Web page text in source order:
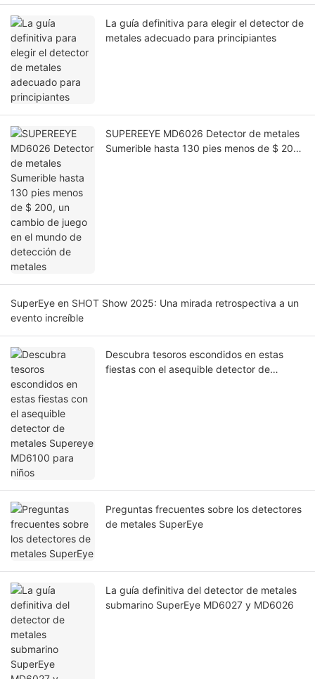
La guía definitiva para elegir el detector de
metales adecuado para principiantes
SUPEREEYE MD6026 Detector de metales
Sumerible hasta 130 pies menos de $ 200,
SuperEye en SHOT Show 2025: Una mirada retrospectiva a un
evento increíble
Descubra tesoros escondidos en estas
fiestas con el asequible detector de
Preguntas frecuentes sobre los detectores
de metales SuperEye
La guía definitiva del detector de metales
submarino SuperEye MD6027 y MD6026